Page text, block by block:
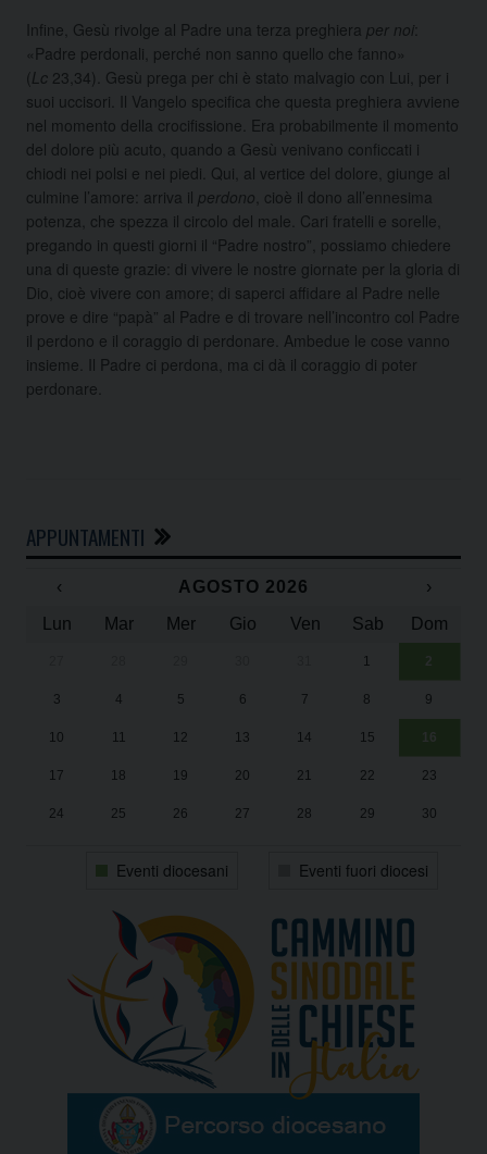
Infine, Gesù rivolge al Padre una terza preghiera per noi
«Padre perdonali, perché non sanno quello che fanno»
(Lc 23,34). Gesù prega per chi è stato malvagio con Lui, per i
suoi uccisori. Il Vangelo specifica che questa preghiera avviene
nel momento della crocifissione. Era probabilmente il momento
del dolore più acuto, quando a Gesù venivano conficcati i
chiodi nei polsi e nei piedi. Qui, al vertice del dolore, giunge al
culmine l’amore: arriva il perdono , cioè il dono all’ennesima
potenza, che spezza il circolo del male. Cari fratelli e sorelle,
pregando in questi giorni il “Padre nostro”, possiamo chiedere
una di queste grazie: di vivere le nostre giornate per la gloria di
Dio, cioè vivere con amore; di saperci affidare al Padre nelle
prove e dire “papà” al Padre e di trovare nell’incontro col Padre
il perdono e il coraggio di perdonare. Ambedue le cose vanno
insieme. Il Padre ci perdona, ma ci dà il coraggio di poter
perdonare.
APPUNTAMENTI
‹ AGOSTO 2026
›
Lun
Mar Mer Gio Ven Sab Dom
1 2
3 4 5 6 7 8 9
10 11 12 13 14 15 16
17 18 19 20 21 22 23
24 25 26 27 28 29 30
Eventi diocesani Eventi fuori diocesi